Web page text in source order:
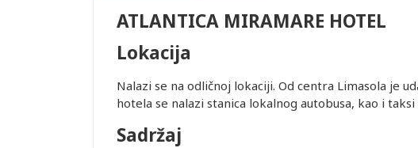
ATLANTICA MIRAMARE HOTEL
Lokacija
Nalazi se na odličnoj lokaciji. Od centra Limasola je
hotela se nalazi stanica lokalnog autobusa, kao i taksi
Sadržaj